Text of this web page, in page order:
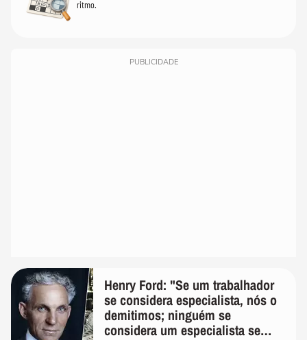
ritmo.
PUBLICIDADE
Henry Ford: "Se um trabalhador
se considera especialista, nós o
demitimos; ninguém se
considera um especialista se